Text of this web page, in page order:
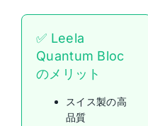
✅ Leela
Quantum Bloc
のメリット
スイス製の高
品質